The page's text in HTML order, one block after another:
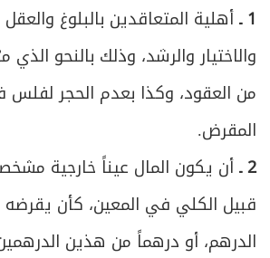
1 ـ أهلية المتعاقدين بالبلوغ
والاختيار والرشد، وذلك بالنحو
من العقود، وكذا بعدم الحجر
المقرض.
2 ـ أن يكون المال عيناً خارجية
قبيل الكلي في المعين، كأن
الدرهم، أو درهماً من هذين
ص
197 المبحث الثالث: في أحكام
ص
200 الباب الثالث: في الحوالة
201 المبحث الأول: في عقد الحوالة
ص
205 المبحث الثاني: في أحكام
213 ملحق في أعمال البنوك